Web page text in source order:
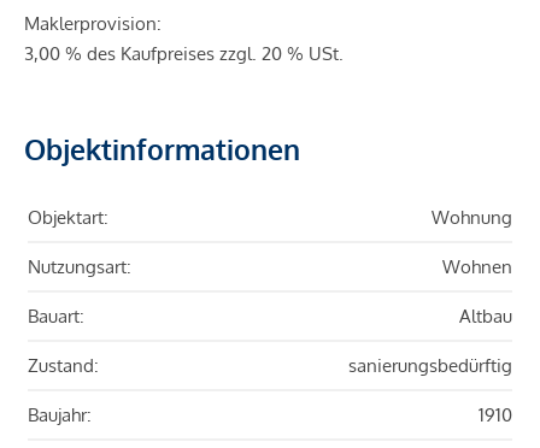
Maklerprovision:
3,00 % des Kaufpreises zzgl. 20 % USt.
Objektinformationen
Objektart: Wohnung
Nutzungsart: Wohnen
Bauart: Altbau
Zustand: sanierungsbedürftig
Baujahr: 1910